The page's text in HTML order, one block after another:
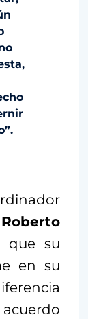
Roberto
que su
en su